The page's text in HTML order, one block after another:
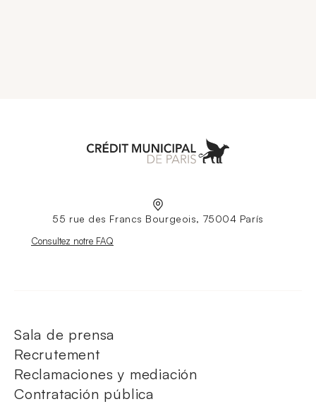
55 rue des Francs Bourgeois, 75004 París
Nouvelle fenêtre
Consultez notre FAQ
Sala de prensa
Recrutement
Reclamaciones y mediación
Contratación pública